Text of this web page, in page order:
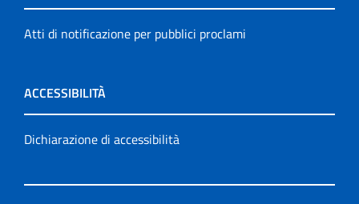
Atti di notificazione per pubblici proclami
ACCESSIBILITÀ
Dichiarazione di accessibilità